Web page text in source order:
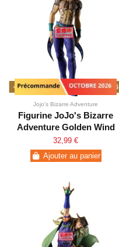
Précommande - Novembre 2026
Jojo's Bizarre Adventure
Figurine JoJo's Bizarre
Adventure Golden Wind
Diavolo Mometria
32,99 €
Ajouter au panier